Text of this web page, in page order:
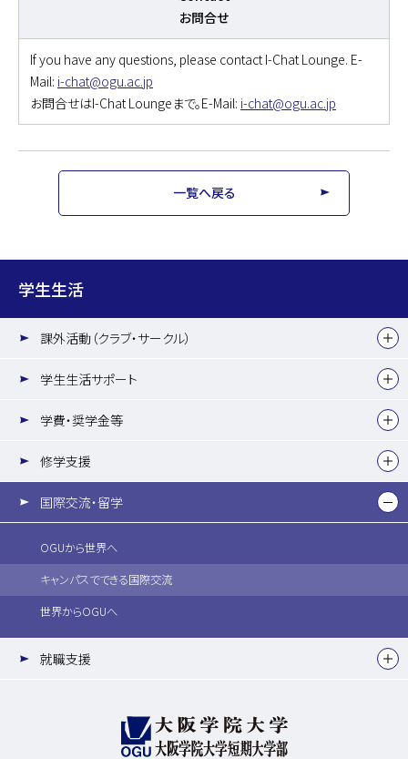
お問合せ
If you have any questions, please contact I-Chat Lounge. E-
Mail: i-chat@ogu.ac.jp
お問合せはI-Chat Loungeまで。E-Mail: i-chat@ogu.ac.jp
一覧へ戻る
学生生活
課外活動（クラブ・サークル）
学生生活サポート
学費・奨学金等
修学支援
国際交流・留学
OGUから世界へ
キャンパスでできる国際交流
世界からOGUへ
就職支援